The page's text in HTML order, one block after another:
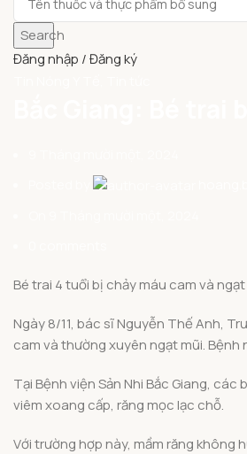
Search
Đăng nhập / Đăng ký
Bé trai 4 tuổi bị chảy máu cam và
Ngày 8/11, bác sĩ Nguyễn Thế Anh,
cam và thường xuyên ngạt mũi.
Tại Bệnh viện Sản Nhi Bắc Giang,
viêm xoang cấp, răng mọc lạc chỗ.
Với trường hợp này, mầm răng không